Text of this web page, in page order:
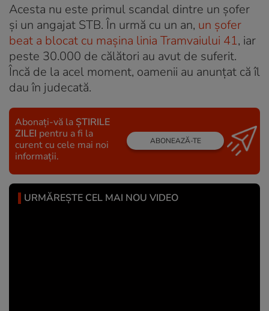
Acesta nu este primul scandal dintre un șofer
și un angajat STB. În urmă cu un an, un șofer
beat a blocat cu mașina linia Tramvaiului 41, iar
peste 30.000 de călători au avut de suferit.
Încă de la acel moment, oamenii au anunțat că îl
dau în judecată.
Abonați-vă la ȘTIRILE
ZILEI pentru a fi la
curent cu cele mai noi
informații.
ABONEAZĂ-TE
URMĂREȘTE CEL MAI NOU VIDEO